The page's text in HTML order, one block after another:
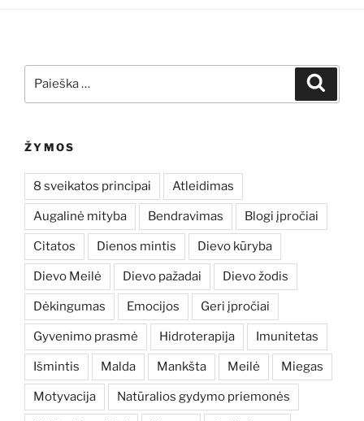
ŽYMOS
8 sveikatos principai Atleidimas
Augalinė mityba Bendravimas Blogi įpročiai
Citatos Dienos mintis Dievo kūryba
Dievo Meilė Dievo pažadai Dievo žodis
Dėkingumas Emocijos Geri įpročiai
Gyvenimo prasmė Hidroterapija Imunitetas
Išmintis Malda Mankšta Meilė Miegas
Motyvacija Natūralios gydymo priemonės